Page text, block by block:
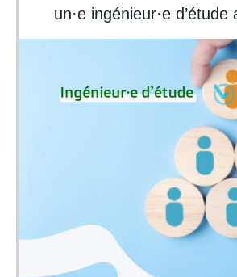
un·e ingénieur·e d’étude
l’unité BioSP à Avignon
outils de surveillance de
végétaux grâce à